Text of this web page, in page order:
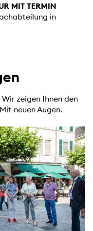
MIT TERMIN
in
zeigen Ihnen den
neuen Augen.